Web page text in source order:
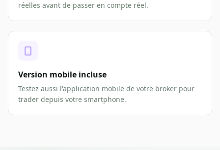
réelles avant de passer en compte réel.
Version mobile incluse
Testez aussi l'application mobile de votre broker pour
trader depuis votre smartphone.